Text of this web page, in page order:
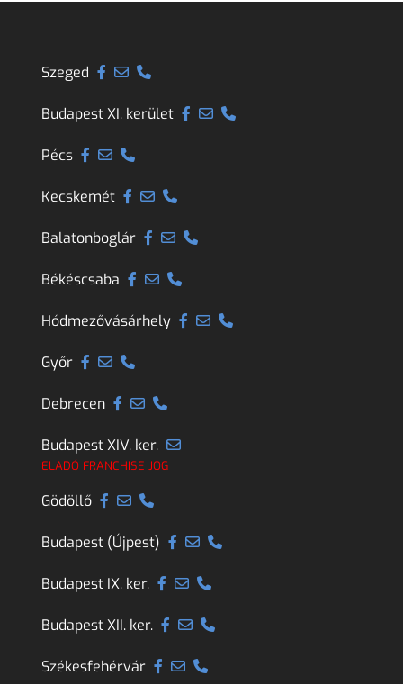
Szeged
Budapest XI. kerület
Pécs
Kecskemét
Balatonboglár
Békéscsaba
Hódmezővásárhely
Győr
Debrecen
Budapest XIV. ker.
ELADÓ FRANCHISE JOG
Gödöllő
Budapest (Újpest)
Budapest IX. ker.
Budapest XII. ker.
Székesfehérvár